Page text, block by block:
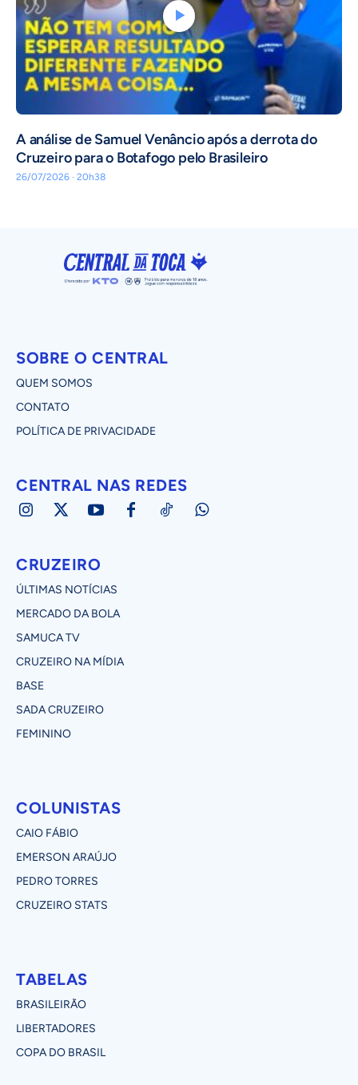
A análise de Samuel Venâncio após a derrota do
Cruzeiro para o Botafogo pelo Brasileiro
26/07/2026 · 20h38
SOBRE O CENTRAL
QUEM SOMOS
CONTATO
POLÍTICA DE PRIVACIDADE
CENTRAL NAS REDES
CRUZEIRO
ÚLTIMAS NOTÍCIAS
MERCADO DA BOLA
SAMUCA TV
CRUZEIRO NA MÍDIA
BASE
SADA CRUZEIRO
FEMININO
COLUNISTAS
CAIO FÁBIO
EMERSON ARAÚJO
PEDRO TORRES
CRUZEIRO STATS
TABELAS
BRASILEIRÃO
LIBERTADORES
COPA DO BRASIL